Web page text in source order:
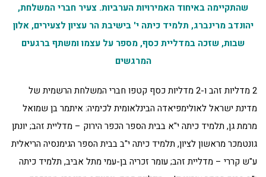
שהתקיימה באיחוד האמירויות הערביות. צעיר חברי המשלחת,
יהונדב מרינברג, תלמיד כיתה י' בישיבת הר עציון לצעירים, אלון
שבות, שזכה במדליית כסף, מספר על עצמו ומשתף ברגעים
המרגשים
2 מדליות זהב ו-2 מדליות כסף קטפו חברי המשלחת הרשמית של
מדינת ישראל לאולימפיאדה הבינלאומית לכימיה: איתמר בן שמואל
מרמת גן, תלמיד כיתה י"א בבית הספר הכפר הירוק – מדליית זהב; יונתן
גונטמכר מראשון לציון, תלמיד כיתה י"ב בבית הספר הגימנסיה הריאלית
ע"ש קררי – מדליית זהב; עומר זכריה בן-עמי מתל אביב, תלמיד כיתה